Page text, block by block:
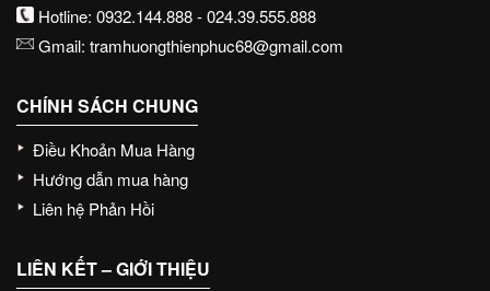
Hotline: 0932.144.888-024.39.555.888
Gmail: tramhuongthienphuc68@gmail.com
CHÍNH SÁCH CHUNG
Điều Khoản Mua Hàng
Hướng dẫn mua hàng
Liên hệ Phản Hồi
LIÊN KẾT – GIỚI THIỆU